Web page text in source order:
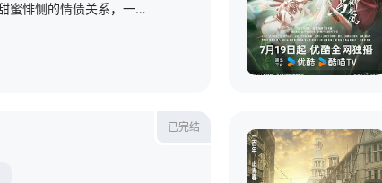
一段细思极恐又甜蜜悱恻的情债关系，一场夫妻间情感与信任的双重博弈，危险爱情悬念肆起，全程高能反转真相。
已完结